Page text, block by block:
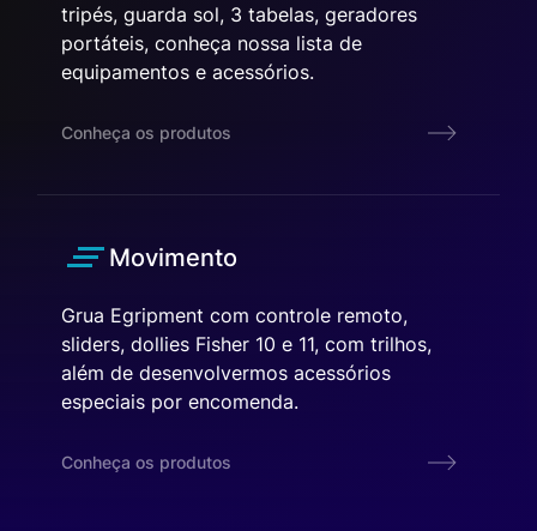
tripés, guarda sol, 3 tabelas, geradores
portáteis, conheça nossa lista de
equipamentos e acessórios.
Conheça os produtos
Movimento
Grua Egripment com controle remoto,
sliders, dollies Fisher 10 e 11, com trilhos,
além de desenvolvermos acessórios
especiais por encomenda.
Conheça os produtos